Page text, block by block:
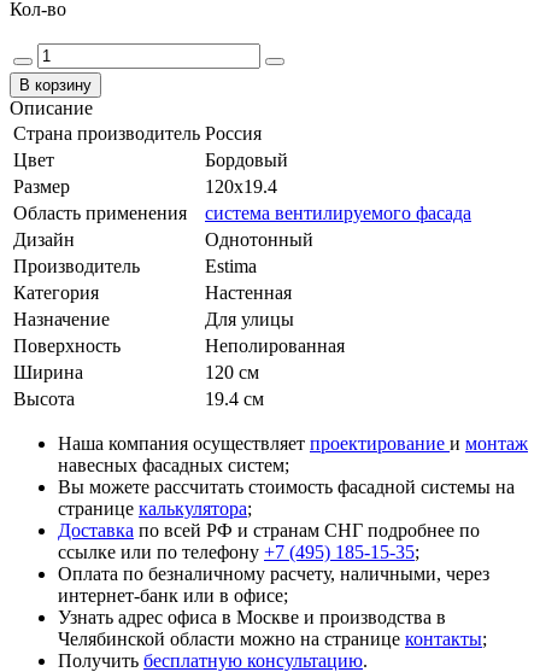
Кол-во
Описание
Страна производитель Россия
Цвет
Бордовый
Размер
120x19.4
Область применения
система вентилируемого фасада
Дизайн
Однотонный
Производитель
Estima
Категория
Настенная
Назначение
Для улицы
Поверхность
Неполированная
Ширина
120 см
Высота
19.4 см
Наша компания осуществляет проектирование и монтаж
навесных фасадных систем;
Вы можете рассчитать стоимость фасадной системы на
странице калькулятора;
Доставка по всей РФ и странам СНГ подробнее по
ссылке или по телефону +7 (495) 185-15-35;
Оплата по безналичному расчету, наличными, через
интернет-банк или в офисе;
Узнать адрес офиса в Москве и производства в
Челябинской области можно на странице контакты;
Получить бесплатную консультацию.